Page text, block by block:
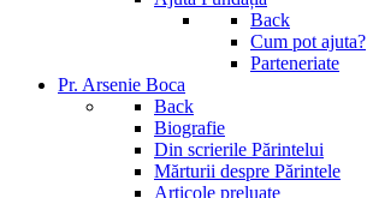
Back
Cum pot ajuta?
Parteneriate
Pr. Arsenie Boca
Back
Biografie
Din scrierile Părintelui
Mărturii despre Părintele
Articole preluate